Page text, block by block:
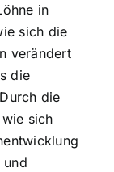
in
sich die
verändert
die
die
sich
und